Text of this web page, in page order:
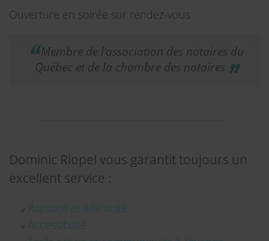
Ouverture en soirée sur rendez-vous
Membre de l’association des notaires du
Québec et de la chambre des notaires
Dominic Riopel vous garantit toujours un
excellent service :
Rapidité et efficacité
Accessibilité